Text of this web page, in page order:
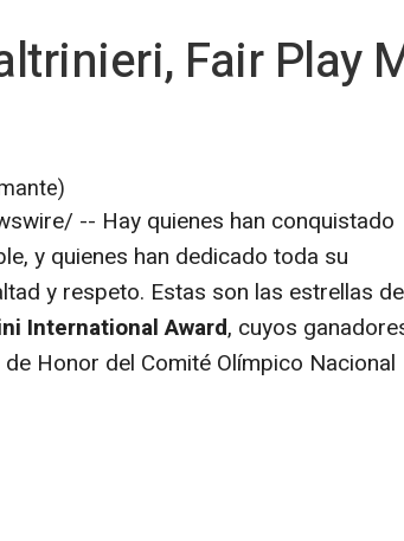
Fair Play
-- Hay quienes han conquistado
y quienes han dedicado toda su
y respeto. Estas son las estrellas de
International Award, cuyos
Honor del Comité Olímpico Nacional